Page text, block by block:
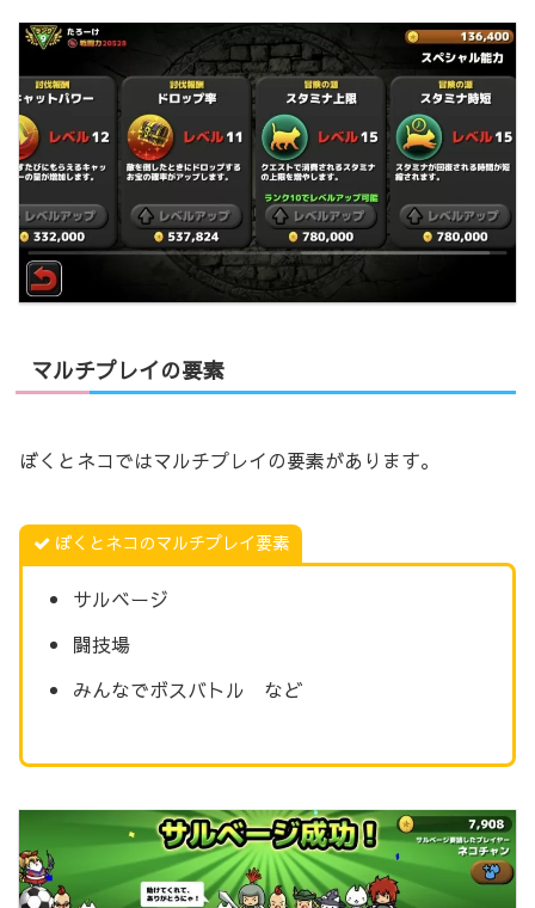
マルチプレイの要素
ぼくとネコではマルチプレイの要素があります。
ぼくとネコのマルチプレイ要素
サルベージ
闘技場
みんなでボスバトル など